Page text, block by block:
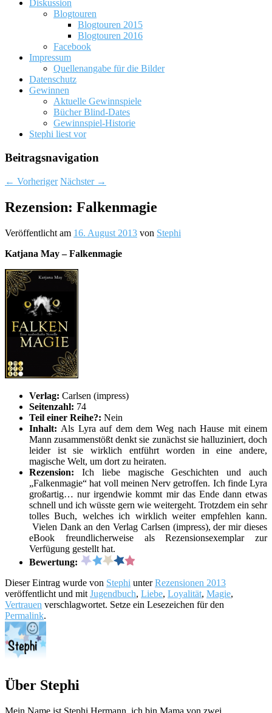
Diskussion
Blogtouren
Blogtouren 2015
Blogtouren 2016
Facebook
Impressum
Quellenangabe für die Bilder
Datenschutz
Gewinnen
Aktuelle Gewinnspiele
Bücher Blind-Dates
Gewinnspiel-Historie
Stephi liest vor
Beitragsnavigation
← Vorheriger Nächster →
Rezension: Falkenmagie
Veröffentlicht am 16. August 2013 von Stephi
Katjana May – Falkenmagie
Verlag: Carlsen (impress)
Seitenzahl: 74
Teil einer Reihe?: Nein
Inhalt: Als Lyra auf dem dem Weg nach Hause mit einem
Mann zusammenstößt denkt sie zunächst sie halluziniert, doch
leider ist sie wirklich entführt worden in eine andere,
magische Welt, um dort zu heiraten.
Rezension: Ich liebe magische Geschichten und auch
„Falkenmagie“ hat voll meinen Nerv getroffen. Ich finde Lyra
großartig… nur irgendwie kommt mir das Ende dann etwas
schnell und ich wüsste gern wie weitergeht. Trotzdem ein sehr
tolles Buch, welches ich wirklich weiter empfehlen kann.
Vielen Dank an den Verlag Carlsen (impress), der mir dieses
eBook freundlicherweise als Rezensionsexemplar zur
Verfügung gestellt hat.
Bewertung:
Dieser Eintrag wurde von Stephi unterRezensionen 2013
veröffentlicht und mit Jugendbuch, Liebe, Loyalität, Magie,
Vertrauen verschlagwortet. Setze ein Lesezeichen für den
Permalink.
Über Stephi
Mein Name ist Stephi Hermann, ich bin Mama von zwei